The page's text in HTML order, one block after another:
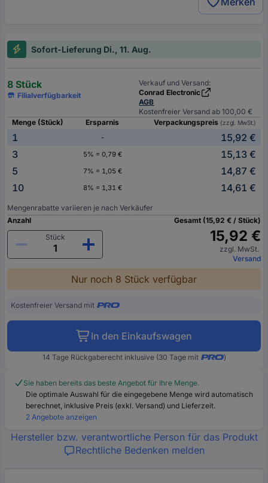
Sofort-Lieferung Di., 11. Aug.
8 Stück
Filialverfügbarkeit
Verkauf und Versand:
Conrad Electronic
AGB
Kostenfreier Versand ab 100,00 €
Menge (Stück)
Ersparnis Verpackungspreis (zzgl. MwSt.)
1 -
15,92 €
3
5% = 0,79 €
15,13 €
5
7% = 1,05 €
14,87 €
10
8% = 1,31 € 14,61 €
Mengenrabatte variieren je nach Verkäufer
Anzahl
Stück
Gesamt (15,92 € / Stück)
15,92 €
zzgl. MwSt.
Versand
Nur noch 8 Stück verfügbar
Kostenfreier Versand mit
In den Einkaufswagen
14 Tage Rückgaberecht inklusive (30 Tage mit )
Sie haben bereits das beste Angebot für Ihre Menge.
Die optimale Auswahl für die eingegebene Menge wird automatisch
berechnet, inklusive Preis (exkl. Versand) und Lieferzeit.
2 Angebote anzeigen
Hersteller bzw. verantwortliche Person für das Produkt
Rechtliche Bedenken melden